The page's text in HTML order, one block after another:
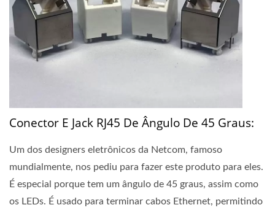
Conector E Jack RJ45 De Ângulo De 45 Graus:
Um dos designers eletrônicos da Netcom, famoso
mundialmente, nos pediu para fazer este produto para eles.
É especial porque tem um ângulo de 45 graus, assim como
os LEDs. É usado para terminar cabos Ethernet, permitindo